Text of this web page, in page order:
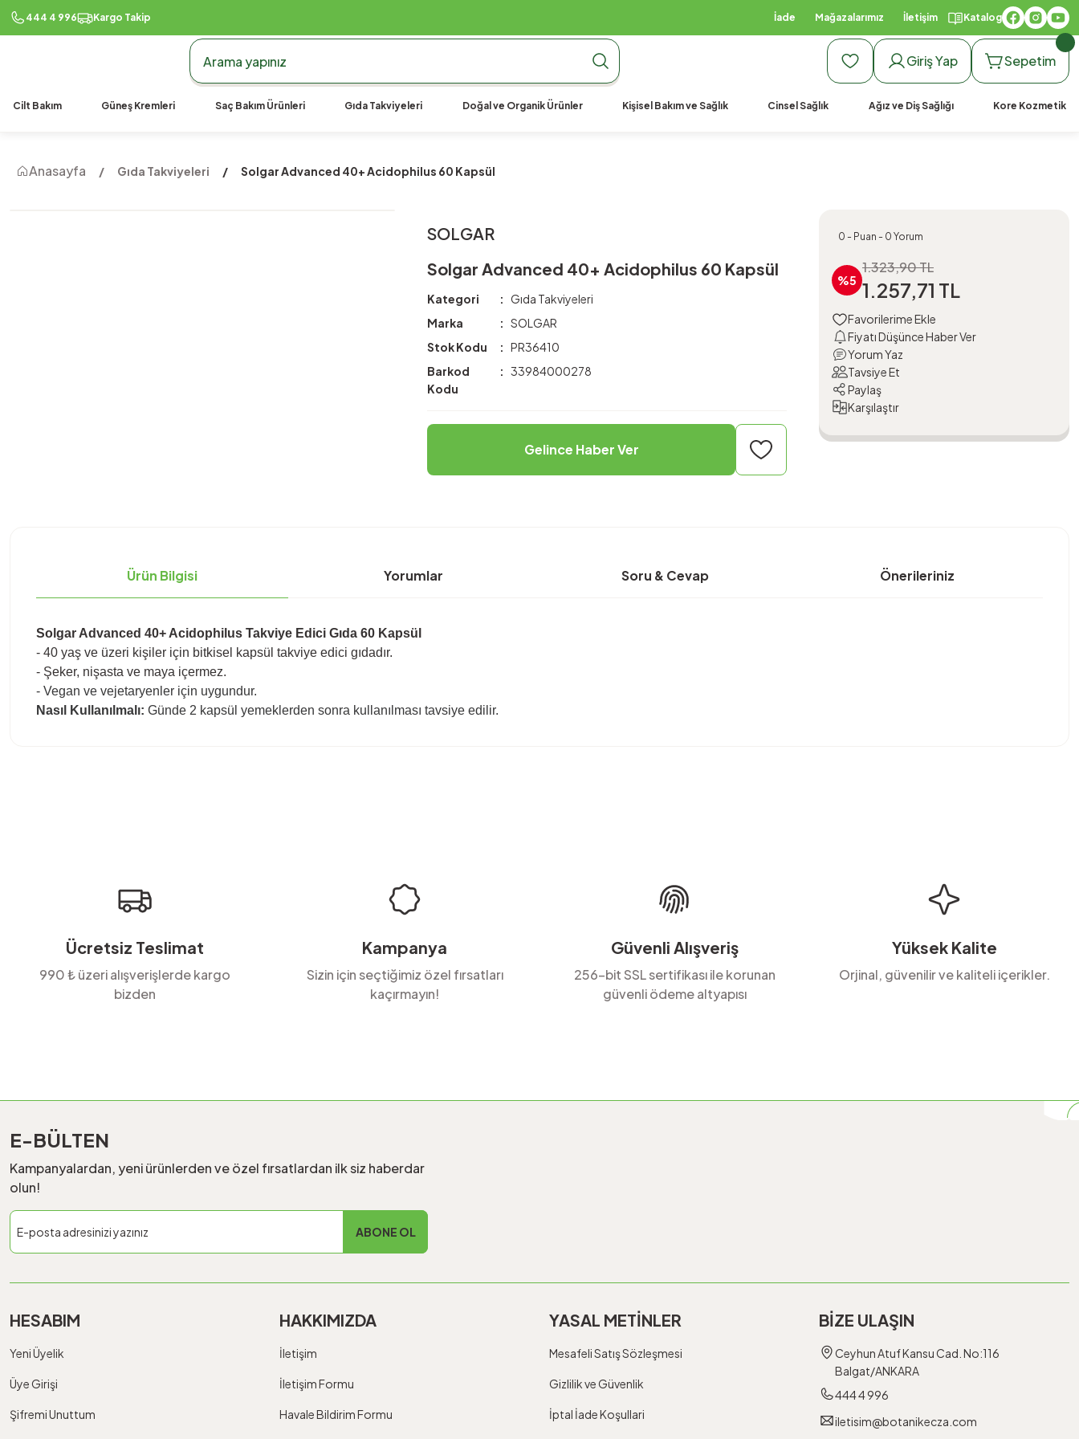
444 4 996 Kargo Takip
990 TL Üzeri Ücretsiz Kargo990 TL Üzeri Ücretsiz Kargo
İade Mağazalarımız İletişim Katalog
Giriş Yap Sepetim
Cilt Bakım Güneş Kremleri Saç Bakım Ürünleri Gıda Takviyeleri Doğal ve Organik Ürünler Kişisel Bakım ve Sağlık Cinsel Sağlık Ağız ve Diş Sağlığı Kore Kozmetik
Anasayfa Gıda Takviyeleri Solgar Advanced 40+ Acidophilus 60 Kapsül
SOLGAR
Solgar Advanced 40+ Acidophilus 60 Kapsül
Kategori
Gıda Takviyeleri
Marka
SOLGAR
Stok Kodu
PR36410
Barkod
Kodu
33984000278
Gelince Haber Ver
0 - Puan - 0 Yorum
%5
1.323,90 TL
1.257,71 TL
Fiyatı Düşünce Haber Ver
Yorum Yaz
Tavsiye Et
Paylaş
Karşılaştır
Ürün Bilgisi Yorumlar Soru & Cevap Önerileriniz
Solgar Advanced 40+ Acidophilus Takviye Edici Gıda 60 Kapsül
- 40 yaş ve üzeri kişiler için bitkisel kapsül takviye edici gıdadır.
- Şeker, nişasta ve maya içermez.
- Vegan ve vejetaryenler için uygundur.
Nasıl Kullanılmalı: Günde 2 kapsül yemeklerden sonra kullanılması tavsiye edilir.
Bu ürüne benzer farklı alternatifler olmalı.
Ücretsiz Teslimat
990 ₺ üzeri alışverişlerde kargo
bizden
Kampanya
Sizin için seçtiğimiz özel fırsatları
kaçırmayın!
Güvenli Alışveriş
256-bit SSL sertifikası ile korunan
güvenli ödeme altyapısı
Yüksek Kalite
Orjinal, güvenilir ve kaliteli içerikler.
E-BÜLTEN
Kampanyalardan, yeni ürünlerden ve özel fırsatlardan ilk siz haberdar
olun!
ABONE OL
HESABIM
Yeni Üyelik
Üye Girişi
Şifremi Unuttum
HAKKIMIZDA
İletişim
İletişim Formu
Havale Bildirim Formu
YASAL METİNLER
Mesafeli Satış Sözleşmesi
Gizlilik ve Güvenlik
İptal İade Koşullari
BİZE ULAŞIN
Ceyhun Atuf Kansu Cad. No:116
Balgat/ANKARA
444 4 996
iletisim@botanikecza.com